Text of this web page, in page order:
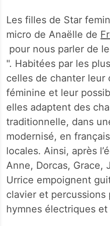
Les filles de Star
micro de Anaëlle de
pour nous parler de
". Habitées par les
celles de chanter
féminine et leur
elles adaptent des
traditionnelle, dans
modernisé, en
locales. Ainsi, après
Anne, Dorcas, Grace,
Urrice empoignent
clavier et percussions
hymnes électriques et